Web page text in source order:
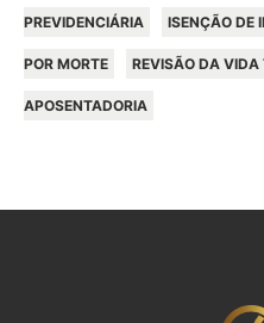
PREVIDENCIÁRIA ISENÇÃO DE
POR MORTE REVISÃO DA VIDA
APOSENTADORIA